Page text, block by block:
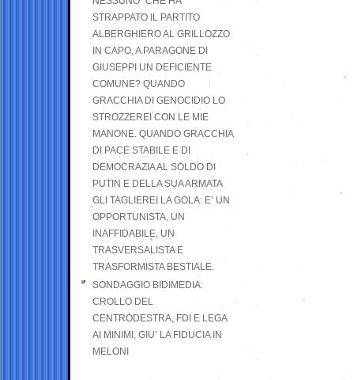
STRAPPATO IL PARTITO
ALBERGHIERO AL GRILLOZZO
IN CAPO, A PARAGONE DI
GIUSEPPI UN DEFICIENTE
COMUNE? QUANDO
GRACCHIA DI GENOCIDIO LO
STROZZEREI CON LE MIE
MANONE. QUANDO GRACCHIA
DI PACE STABILE E DI
DEMOCRAZIA AL SOLDO DI
PUTIN E DELLA SUA ARMATA
GLI TAGLIEREI LA GOLA: E’ UN
OPPORTUNISTA, UN
INAFFIDABILE, UN
TRASVERSALISTA E
TRASFORMISTA BESTIALE.
SONDAGGIO BIDIMEDIA:
CROLLO DEL
CENTRODESTRA, FDI E LEGA
AI MINIMI, GIU’ LA FIDUCIA IN
MELONI